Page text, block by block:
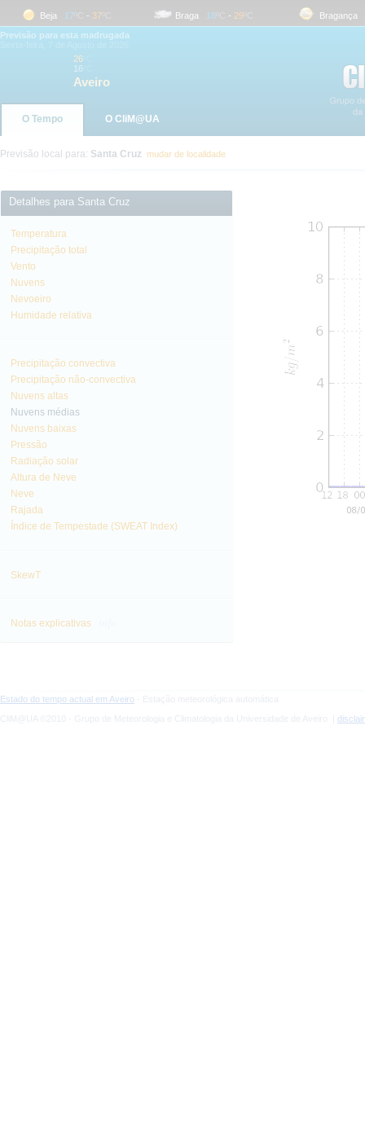
Beja 17 ºC- 37 ºC Braga 18 ºC- 29 ºC Bragança 18
Previsão para esta madrugada
26
16
Aveiro
O Tempo O CliM@UA
Previsão local para: Santa Cruz mudar de localidade
Detalhes para Santa Cruz
Temperatura
Precipitação total
Vento
Nuvens
Nevoeiro
Humidade relativa
Precipitação convectiva
Precipitação não-convectiva
Nuvens altas
Nuvens médias
Nuvens baixas
Pressão
Radiação solar
Altura de Neve
Neve
Rajada
Índice de Tempestade (SWEAT Index)
SkewT
Notas explicativas
Estado do tempo actual em Aveiro - Estação meteorológica automática
CliM@UA ©2010 - Grupo de Meteorologia e Climatologia da Universidade de Aveiro |